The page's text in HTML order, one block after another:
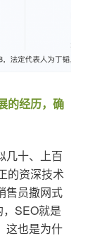
的经历，确
几十、上百
的资深技术
售员撒网式
，SEO就是
这也是为什